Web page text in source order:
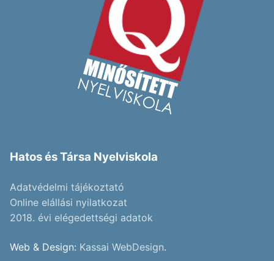
Hatos és Társa Nyelviskola
Adatvédelmi tájékoztató
Online elállási nyilatkozat
2018. évi elégedettségi adatok
Web & Design: Kassai WebDesign.